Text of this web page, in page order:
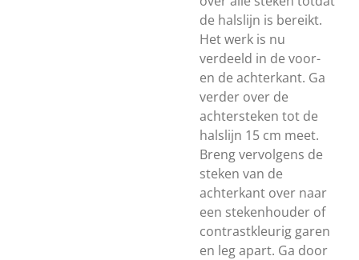
de halslijn is bereikt.
Het werk is nu
verdeeld in de voor-
en de achterkant. Ga
verder over de
achtersteken tot de
halslijn 15 cm meet.
Breng vervolgens de
steken van de
achterkant over naar
een stekenhouder of
contrastkleurig garen
en leg apart. Ga door